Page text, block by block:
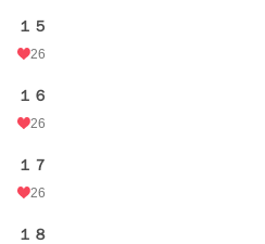
１５
26
１６
26
１７
26
１８